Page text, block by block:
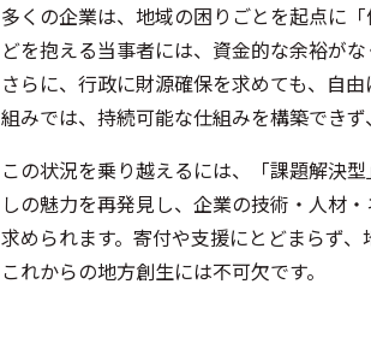
多くの企業は、地域の困りごとを起点に
どを抱える当事者には、資金的な余裕が
さらに、行政に財源確保を求めても、自
組みでは、持続可能な仕組みを構築でき
この状況を乗り越えるには、「課題解決
しの魅力を再発見し、企業の技術・人材
求められます。寄付や支援にとどまらず
これからの地方創生には不可欠です。